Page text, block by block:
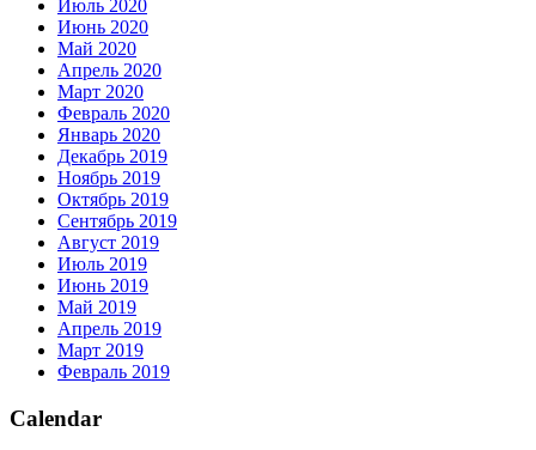
Июль 2020
Июнь 2020
Май 2020
Апрель 2020
Март 2020
Февраль 2020
Январь 2020
Декабрь 2019
Ноябрь 2019
Октябрь 2019
Сентябрь 2019
Август 2019
Июль 2019
Июнь 2019
Май 2019
Апрель 2019
Март 2019
Февраль 2019
Calendar